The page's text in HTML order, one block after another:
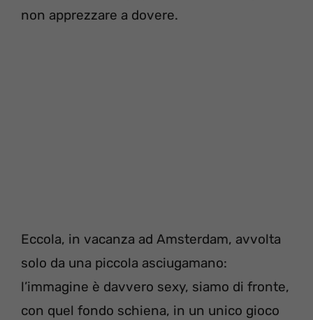
non apprezzare a dovere.
Eccola, in vacanza ad Amsterdam, avvolta
solo da una piccola asciugamano:
l’immagine è davvero sexy, siamo di fronte,
con quel fondo schiena, in un unico gioco